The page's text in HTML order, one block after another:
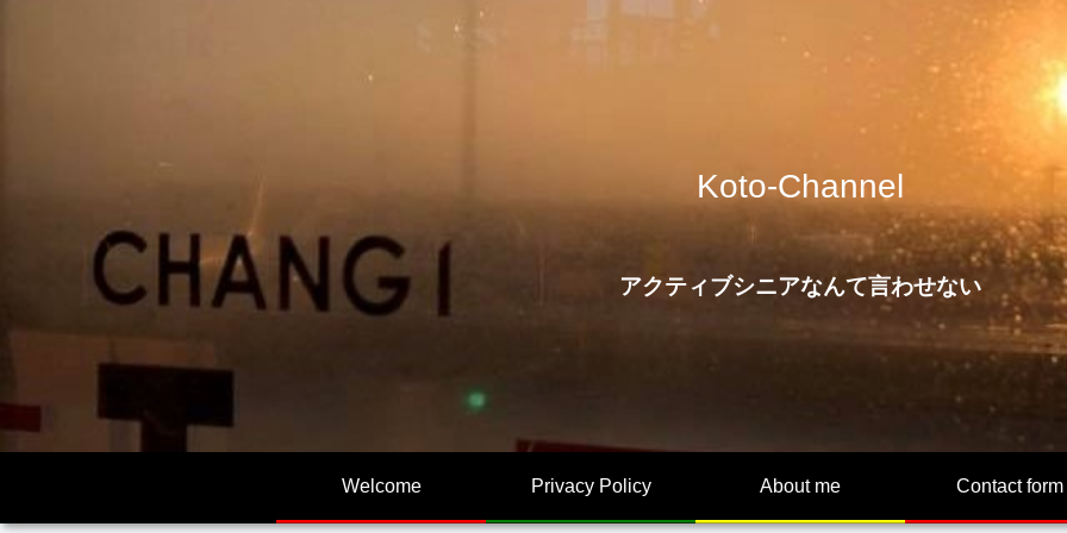
Koto-Channel
アクティブシニアなんて言わせない
Welcome Privacy Policy About me Contact form